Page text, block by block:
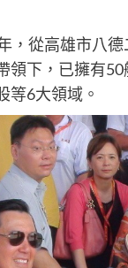
，從高雄市八
領下，已擁有
等6大領域。